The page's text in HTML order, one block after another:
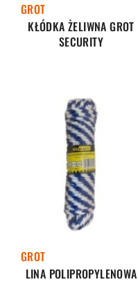
GROT
KŁÓDKA ŻELIWNA GROT
SECURITY
GROT
LINA POLIPROPYLENOWA